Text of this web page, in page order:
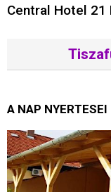
Central Hotel 21
A NAP NYERTESEI